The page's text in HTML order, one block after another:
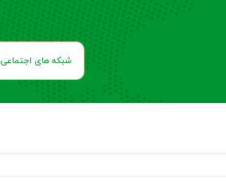
شبکه های اجتماعی